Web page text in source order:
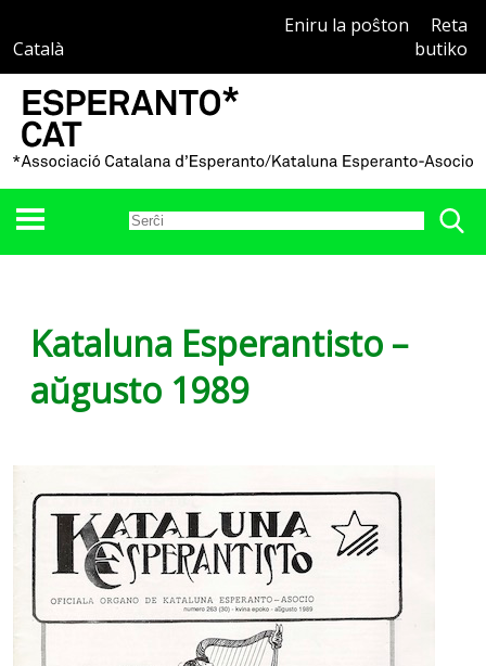
Català
Eniru la poŝton
Reta
butiko
Kataluna Esperantisto –
aŭgusto 1989